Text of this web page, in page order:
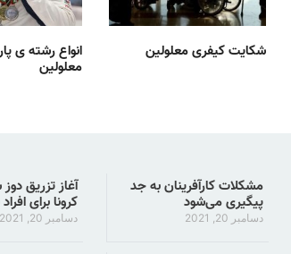
انواع رشته ی
معلولین
شکایت کیفری معلولین
مشکلات کارآفرینان به جد
پیگیری می‌شود
دسامبر 20, 2021
آغاز تزریق
کرونا برای افراد
دسامبر 20, 2021